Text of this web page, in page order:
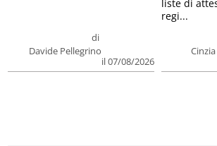
di
Davide Pellegrino
il 07/08/2026
liste di
regi...